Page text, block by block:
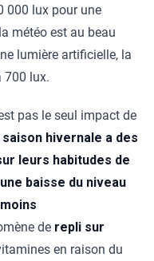
000 lux pour une
météo est au beau
lumière artificielle, la
700 lux.
pas le seul impact de
saison hivernale a des
leurs habitudes de
une baisse du niveau
de repli sur
en raison du